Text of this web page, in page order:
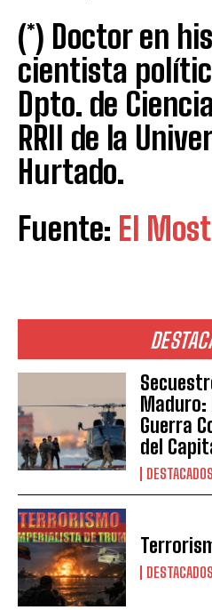
Maduro:
Guerra
del
DESTACADOS
DESTACADOS
(*) Doctor en
cientista
Dpto. de
RRII de la
Hurtado.
Fuente: El